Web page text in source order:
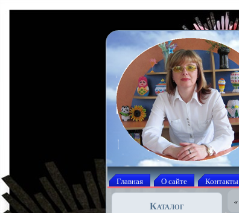
Главная О сайте Контакты
Каталог «